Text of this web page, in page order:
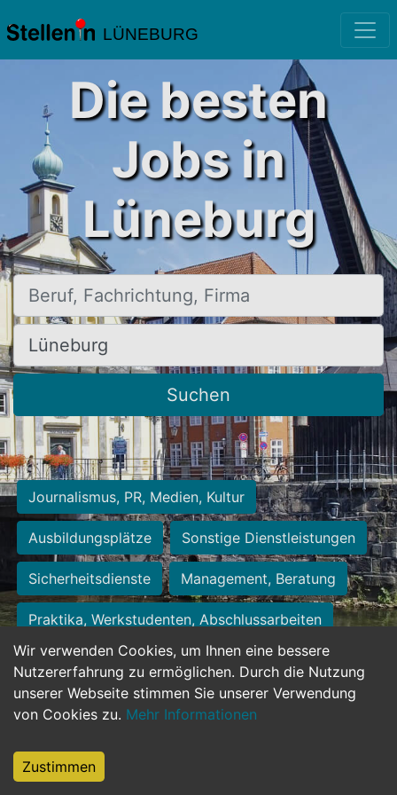
LÜNEBURG
Wir verwenden Cookies, um Ihnen eine bessere
Nutzererfahrung zu ermöglichen. Durch die Nutzung
unserer Webseite stimmen Sie unserer Verwendung
von Cookies zu. Mehr Informationen
Zustimmen
Die besten
Jobs in
Lüneburg
Beruf, Fachrichtung, Firma
Ort, Stadt
Suchen
Journalismus, PR, Medien, Kultur
Ausbildungsplätze Sonstige Dienstleistungen
Sicherheitsdienste Management, Beratung
Praktika, Werkstudenten, Abschlussarbeiten
Personalwesen Assistenz, Sekretariat
Hilfskräfte, Aushilfs- und Nebenjobs
Weiterbildung, Studium, duale Ausbildung